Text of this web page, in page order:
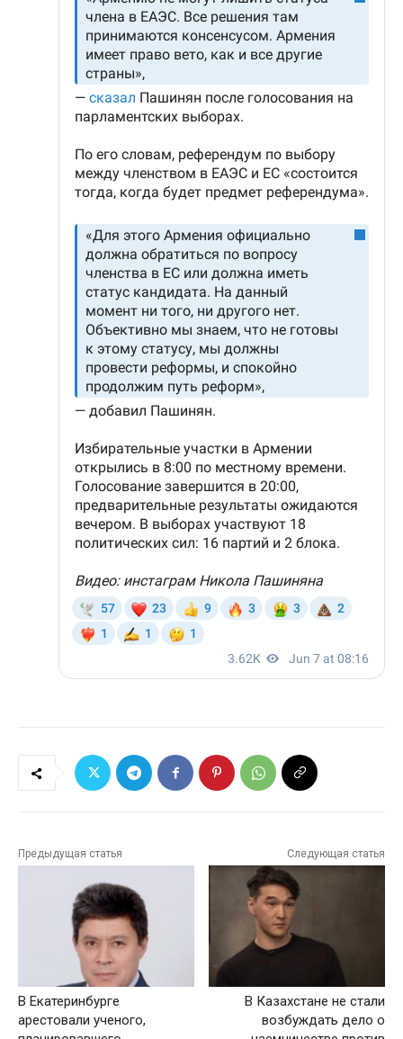
Предыдущая статья
В Екатеринбурге
арестовали ученого,
Следующая статья
В Казахстане не стали
возбуждать дело о